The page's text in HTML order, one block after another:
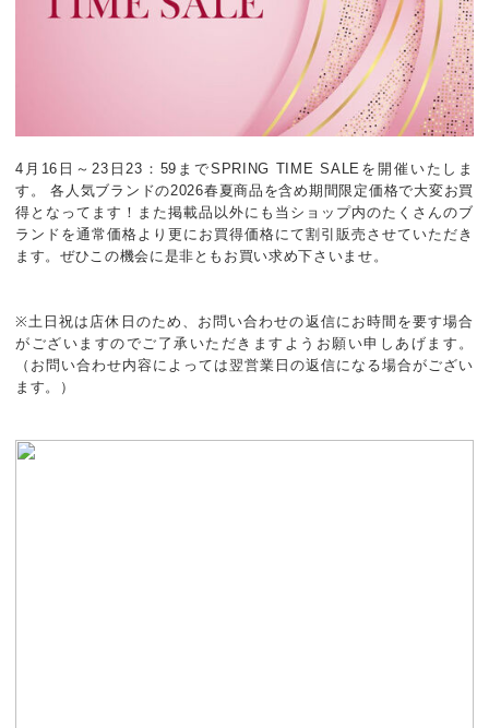
4月16日～23日23：59までSPRING TIME SALEを開催いたしま
す。 各人気ブランドの2026春夏商品を含め期間限定価格で大変お買
得となってます！また掲載品以外にも当ショップ内のたくさんのブ
ランドを通常価格より更にお買得価格にて割引販売させていただき
ます。ぜひこの機会に是非ともお買い求め下さいませ。
※土日祝は店休日のため、お問い合わせの返信にお時間を要す場合
がございますのでご了承いただきますようお願い申しあげます。
（お問い合わせ内容によっては翌営業日の返信になる場合がござい
ます。）